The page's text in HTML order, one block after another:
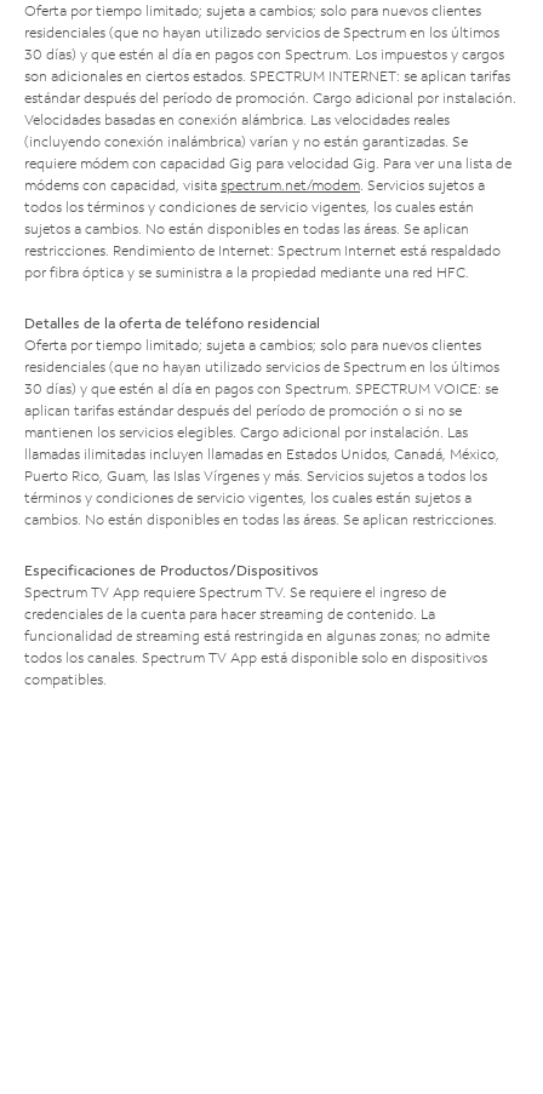
Oferta por tiempo limitado; sujeta a cambios; solo para nuevos clientes
residenciales (que no hayan utilizado servicios de Spectrum en los últimos
30 días) y que estén al día en pagos con Spectrum. Los impuestos y cargos
son adicionales en ciertos estados. SPECTRUM INTERNET: se aplican tarifas
estándar después del período de promoción. Cargo adicional por instalación.
Velocidades basadas en conexión alámbrica. Las velocidades reales
(incluyendo conexión inalámbrica) varían y no están garantizadas. Se
requiere módem con capacidad Gig para velocidad Gig. Para ver una lista de
módems con capacidad, visita spectrum.net/modem. Servicios sujetos a
todos los términos y condiciones de servicio vigentes, los cuales están
sujetos a cambios. No están disponibles en todas las áreas. Se aplican
restricciones. Rendimiento de Internet: Spectrum Internet está respaldado
por fibra óptica y se suministra a la propiedad mediante una red HFC.
Detalles de la oferta de teléfono residencial
Oferta por tiempo limitado; sujeta a cambios; solo para nuevos clientes
residenciales (que no hayan utilizado servicios de Spectrum en los últimos
30 días) y que estén al día en pagos con Spectrum. SPECTRUM VOICE: se
aplican tarifas estándar después del período de promoción o si no se
mantienen los servicios elegibles. Cargo adicional por instalación. Las
llamadas ilimitadas incluyen llamadas en Estados Unidos, Canadá, México,
Puerto Rico, Guam, las Islas Vírgenes y más. Servicios sujetos a todos los
términos y condiciones de servicio vigentes, los cuales están sujetos a
cambios. No están disponibles en todas las áreas. Se aplican restricciones.
Especificaciones de Productos/Dispositivos
Spectrum TV App requiere Spectrum TV. Se requiere el ingreso de
credenciales de la cuenta para hacer streaming de contenido. La
funcionalidad de streaming está restringida en algunas zonas; no admite
todos los canales. Spectrum TV App está disponible solo en dispositivos
compatibles.